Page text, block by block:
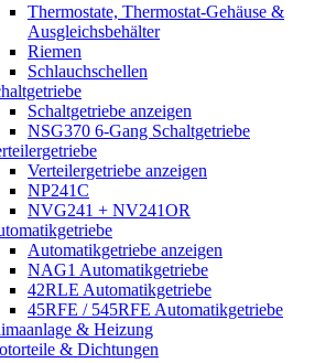
Thermostate, Thermostat-Gehäuse &
Ausgleichsbehälter
Riemen
Schlauchschellen
Schaltgetriebe anzeigen
NSG370 6-Gang Schaltgetriebe
Verteilergetriebe anzeigen
NP241C
NVG241 + NV241OR
Automatikgetriebe anzeigen
NAG1 Automatikgetriebe
42RLE Automatikgetriebe
45RFE / 545RFE Automatikgetriebe
& Heizung
& Dichtungen